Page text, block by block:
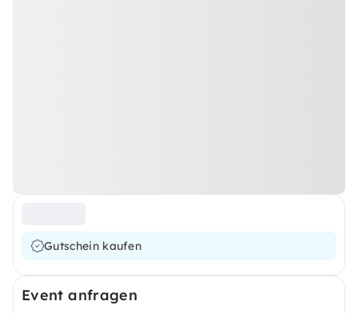
Gutschein kaufen
Event anfragen